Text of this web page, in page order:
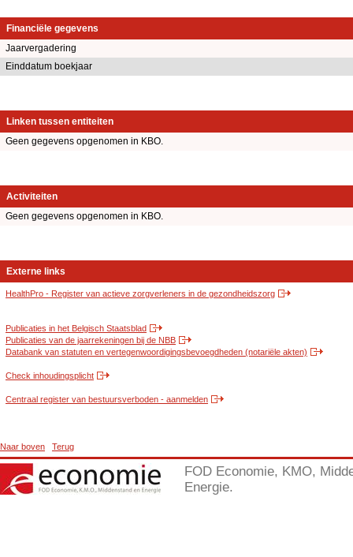
Financiële gegevens
Jaarvergadering
Einddatum boekjaar
Linken tussen entiteiten
Geen gegevens opgenomen in KBO.
Activiteiten
Geen gegevens opgenomen in KBO.
Externe links
HealthPro - Register van actieve zorgverleners in de gezondheidszorg
Publicaties in het Belgisch Staatsblad
Publicaties van de jaarrekeningen bij de NBB
Databank van statuten en vertegenwoordigingsbevoegdheden (notariële akten)
Check inhoudingsplicht
Centraal register van bestuursverboden - aanmelden
Naar boven Terug
FOD Economie, KMO,
Energie.